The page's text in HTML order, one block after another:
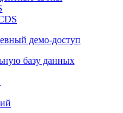
свопы
базу данных